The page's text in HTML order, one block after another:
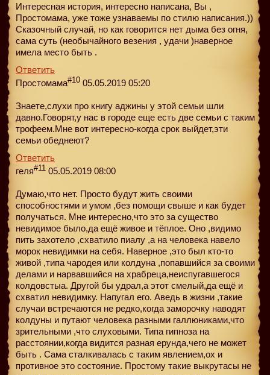
Интересная история, интересно написана, Вы ,
Простомама, уже тоже узнаваемы по стилю написания.))
Сказочный случай, но как говорится нет дыма без огня,
сама суть (необычайного везения , удачи )наверное
имела место быть .
Ответить
Простомама#10 05.05.2019 05:20
Знаете,слухи про книгу аджины у этой семьи шли
давно.Говорят,у нас в городе еще есть две семьи с таким
трофеем.Мне вот интересно-когда срок выйдет,эти
семьи обеднеют?
Ответить
геля#11 05.05.2019 08:00
Думаю,что нет. Просто будут жить своими
способностями и умом ,без помощи свыше и как будет
получаться. Мне интересно,что это за существо
невидимое было,да ещё живое и тёплое. Оно ,видимо
пить захотело ,схватило пиалу ,а на человека навело
морок невидимки на себя. Наверное ,это был кто-то
живой ,типа чародея или колдуна ,попавшийся за своими
делами и нарвавшийся на храбреца,неиспугавшегося
колдовстыа. Другой бы удрал,а этот смелый,да ещё и
схватил невидимку. Напугал его. Аведь в жизни ,такие
случаи встречаются не редко,когда заморочку наводят
колдуны и путают человека разными галлюниками,что
зрительными ,что слуховыми. Типа гипноза на
расстоянии,когда видится разная ерунда,чего не может
быть . Сама сталкивалась с таким явлением,ох и
противное это состояние. Простому такие выкрутасы не